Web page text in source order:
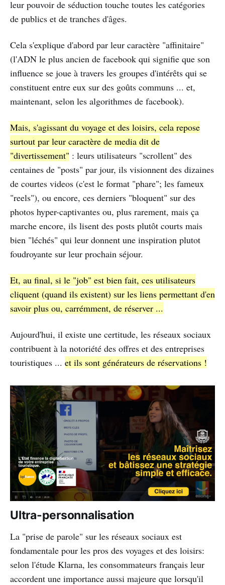
leur pouvoir de séduction touche toutes les catégories
de publics et de tranches d'âges.
Cela s'explique d'abord par leur caractère "affinitaire"
(l'ADN le plus ancien de facebook qui signifie que son
influence se joue à travers les groupes d'intérêts qui se
constituent entre eux sur des goûts communs ... et,
maintenant, selon les algorithmes de facebook).
Mais, s'agissant du voyage et des loisirs, cela repose
surtout par leur caractère de media dit de
"divertissement" : leurs utilisateurs "scrollent" des
centaines de "posts" par jour, ils visionnent des dizaines
de courtes videos (c'est le format "phare"; les fameux
"reels"), ou encore, ces derniers "bloquent" sur des
photos hyper-captivantes ou, plus rarement, mais ça
marche encore, ils lisent des posts plutôt courts mais
bien "léchés" qui leur donnent une inspiration plutot
foudroyante sur leur prochain séjour.
Et, au final, si le "job" est bien fait, ces utilisateurs
cliquent (quand ils existent) sur les liens permettant d'en
savoir plus ou, carrémment, de réserver ...
Aujourd'hui, il existe une certitude, les réseaux sociaux
contribuent à la notoriété des offres et des entreprises
touristiques ... et ils sont générateurs de réservations !
Ultra-personnalisation
La "prise de parole" sur les réseaux sociaux est
fondamentale pour les pros des voyages et des loisirs:
selon l'étude Klarna, les consommateurs français leur
accordent une importance aussi majeure que lorsqu'il